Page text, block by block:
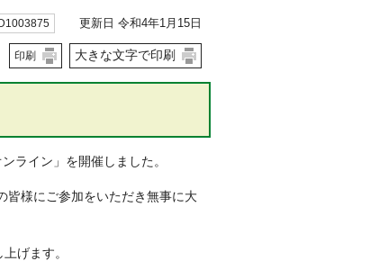
更新日 令和4年1月15日
印刷 大きな文字で印刷
ライン」を開催しました。
皆様にご参加をいただき無事に大
げます。